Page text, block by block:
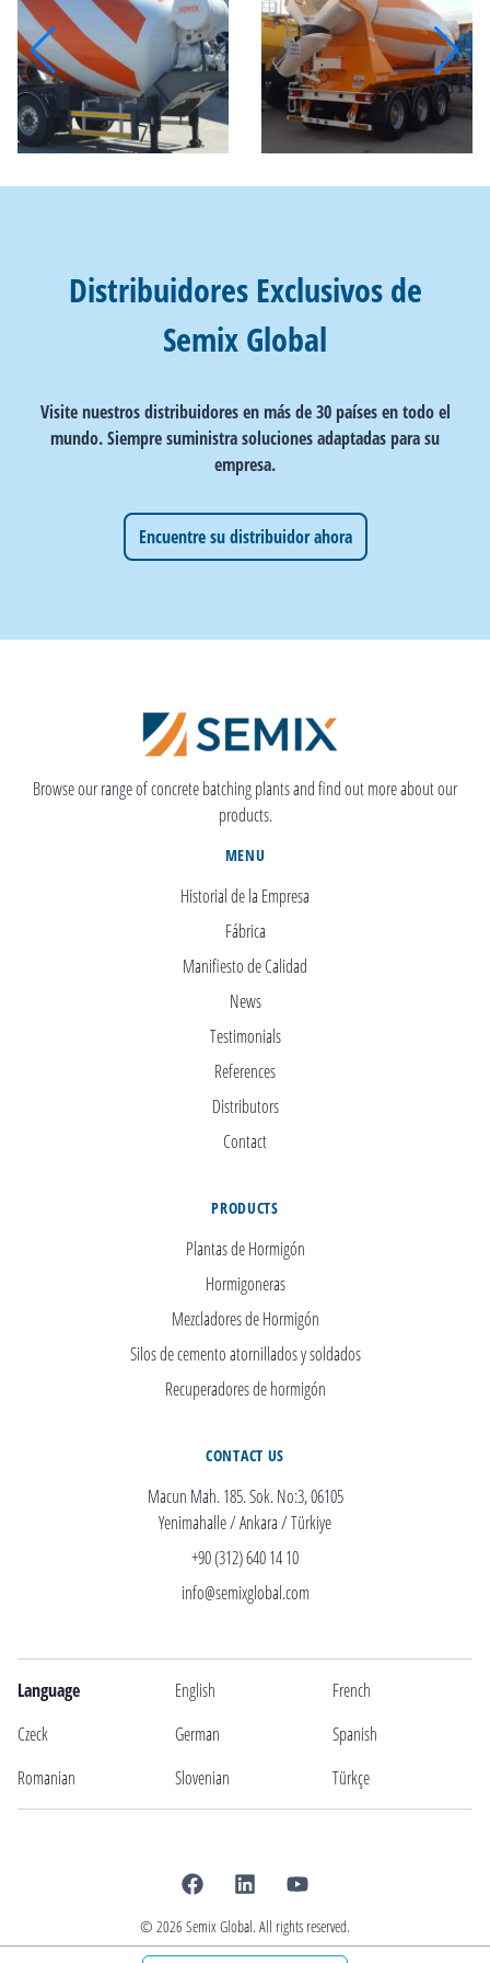
Distribuidores Exclusivos de
Semix Global
Visite nuestros distribuidores en más de 30 países en todo el
mundo. Siempre suministra soluciones adaptadas para su
empresa.
Encuentre su distribuidor ahora
Browse our range of concrete batching plants and find out more about our
products.
MENU
Historial de la Empresa
Fábrica
Manifiesto de Calidad
News
Testimonials
References
Distributors
Contact
PRODUCTS
Plantas de Hormigón
Hormigoneras
Mezcladores de Hormigón
Silos de cemento atornillados y soldados
Recuperadores de hormigón
CONTACT US
Macun Mah. 185. Sok. No:3, 06105
Yenimahalle / Ankara / Türkiye
+90 (312) 640 14 10
info@semixglobal.com
Language English
French
Czeck
German
Spanish
Romanian
Slovenian Türkçe
© 2026 Semix Global. All rights reserved.